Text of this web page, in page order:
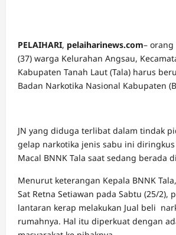
PELAIHARI, pelaiharinews.com–
(37) warga Kelurahan Angsau,
Kabupaten Tanah Laut (Tala) harus
Badan Narkotika Nasional Kabupaten
JN yang diduga terlibat dalam tindak
gelap narkotika jenis sabu ini diringkus
Macal BNNK Tala saat sedang berada
Menurut keterangan Kepala BNNK
Sat Retna Setiawan pada Sabtu (25/2),
lantaran kerap melakukan Jual beli
rumahnya. Hal itu diperkuat dengan